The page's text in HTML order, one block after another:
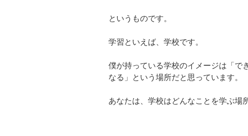
というものです。
学習といえば、学校です。
僕が持っている学校のイメージは「で
なる」という場所だと思っています。
あなたは、学校はどんなことを学ぶ場